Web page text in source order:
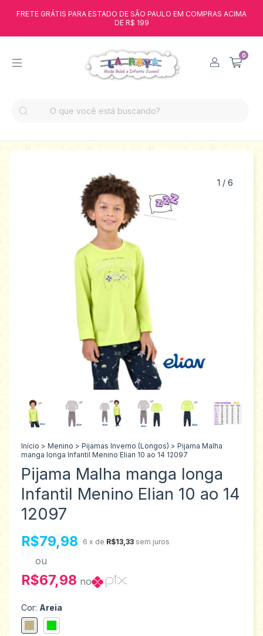
FRETE GRÁTIS PARA ESTADO DE SÃO PAULO EM COMPRAS ACIMA
DE R$ 199
0
1 / 6
Início > Menino > Pijamas Inverno (Longos) > Pijama Malha
manga longa Infantil Menino Elian 10 ao 14 12097
Pijama Malha manga longa
Infantil Menino Elian 10 ao 14
12097
R$79,98 6 x de R$13,33 sem juros
ou
R$67,98 no
Cor: Areia